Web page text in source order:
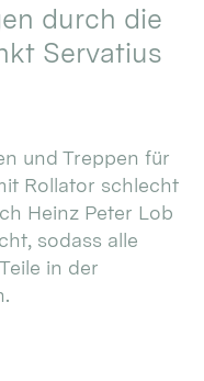
durch die
Servatius
und Treppen für
Rollator schlecht
Heinz Peter Lob
sodass alle
in der